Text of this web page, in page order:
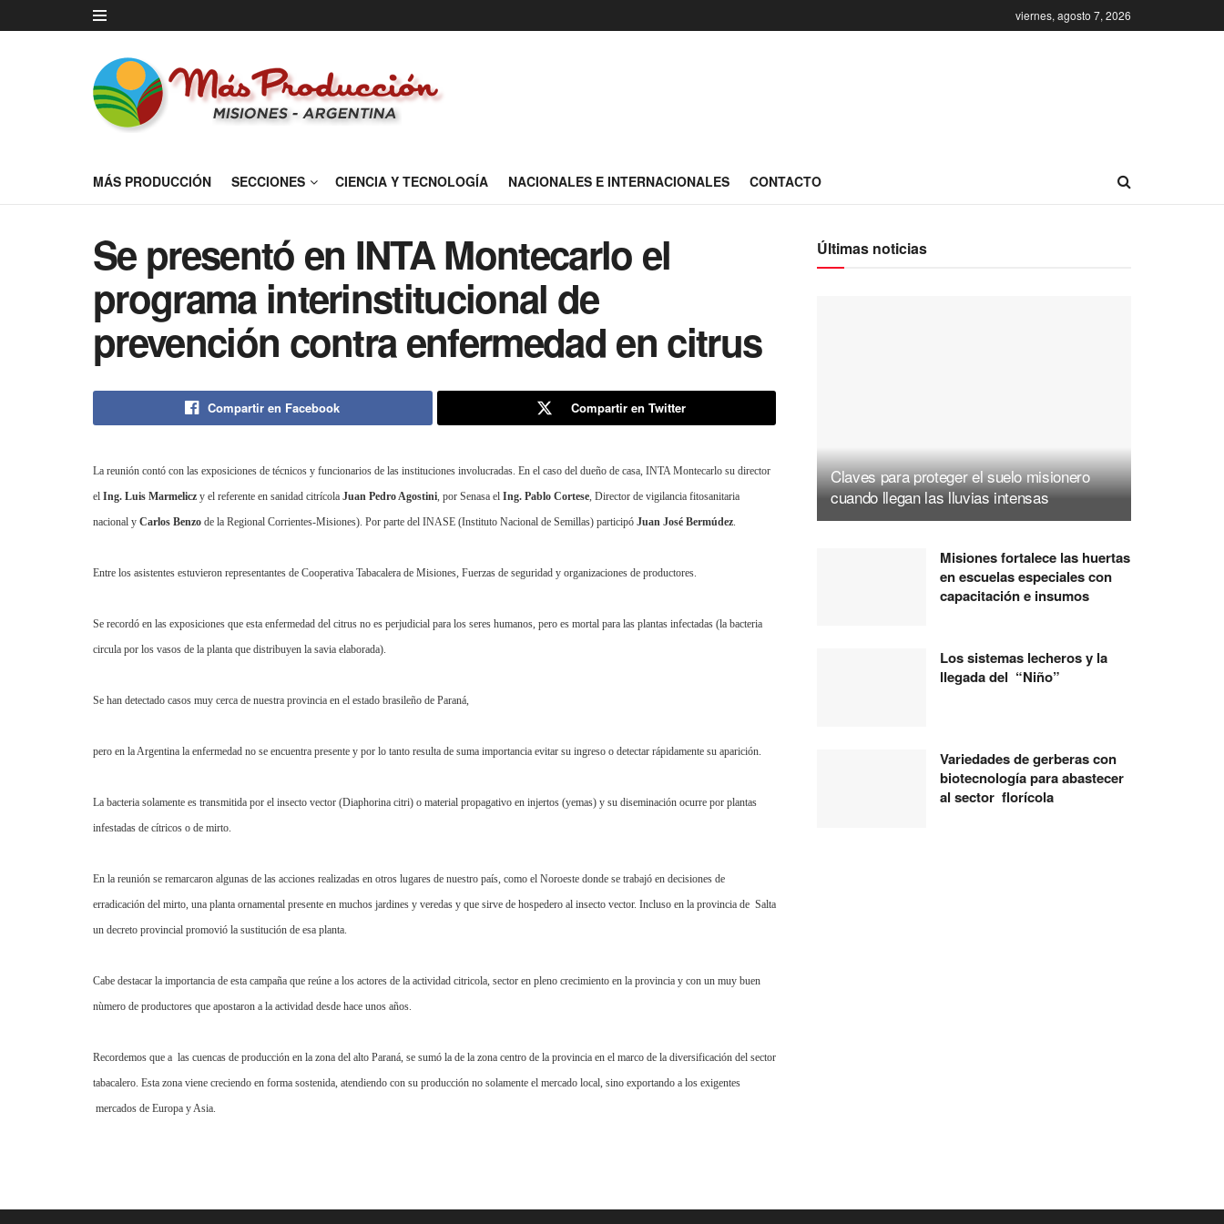
viernes, agosto 7, 2026
MÁS PRODUCCIÓN SECCIONES CIENCIA Y TECNOLOGÍA NACIONALES E INTERNACIONALES CONTACTO
Se presentó en INTA Montecarlo el
programa interinstitucional de
prevención contra enfermedad en citrus
Compartir en Facebook Compartir en Twitter
La reunión contó con las exposiciones de técnicos y funcionarios de las instituciones involucradas. En el caso del dueño de casa, INTA Montecarlo su director
el Ing. Luis Marmelicz y el referente en sanidad citrícola Juan Pedro Agostini, por Senasa el Ing. Pablo Cortese, Director de vigilancia fitosanitaria
nacional y Carlos Benzo de la Regional Corrientes-Misiones). Por parte del INASE (Instituto Nacional de Semillas) participó Juan José Bermúdez.
Entre los asistentes estuvieron representantes de Cooperativa Tabacalera de Misiones, Fuerzas de seguridad y organizaciones de productores.
Se recordó en las exposiciones que esta enfermedad del citrus no es perjudicial para los seres humanos, pero es mortal para las plantas infectadas (la bacteria
circula por los vasos de la planta que distribuyen la savia elaborada).
Se han detectado casos muy cerca de nuestra provincia en el estado brasileño de Paraná,
pero en la Argentina la enfermedad no se encuentra presente y por lo tanto resulta de suma importancia evitar su ingreso o detectar rápidamente su aparición.
La bacteria solamente es transmitida por el insecto vector (Diaphorina citri) o material propagativo en injertos (yemas) y su diseminación ocurre por plantas
infestadas de cítricos o de mirto.
En la reunión se remarcaron algunas de las acciones realizadas en otros lugares de nuestro país, como el Noroeste donde se trabajó en decisiones de
erradicación del mirto, una planta ornamental presente en muchos jardines y veredas y que sirve de hospedero al insecto vector. Incluso en la provincia de Salta
un decreto provincial promovió la sustitución de esa planta.
Cabe destacar la importancia de esta campaña que reúne a los actores de la actividad citricola, sector en pleno crecimiento en la provincia y con un muy buen
nùmero de productores que apostaron a la actividad desde hace unos años.
Recordemos que a las cuencas de producción en la zona del alto Paraná, se sumó la de la zona centro de la provincia en el marco de la diversificación del sector
tabacalero. Esta zona viene creciendo en forma sostenida, atendiendo con su producción no solamente el mercado local, sino exportando a los exigentes
mercados de Europa y Asia.
Últimas noticias
Claves para proteger el suelo misionero
cuando llegan las lluvias intensas
Misiones fortalece las huertas
en escuelas especiales con
capacitación e insumos
Los sistemas lecheros y la
llegada del “Niño”
Variedades de gerberas con
biotecnología para abastecer
al sector florícola